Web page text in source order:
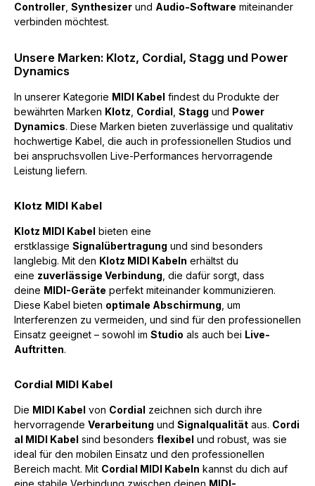
Controller Synthesizer und Audio-Software miteinander
verbinden möchtest.
Unsere Marken: Klotz, Cordial, Stagg und Power
Dynamics
In unserer Kategorie MIDI Kabel findest du Produkte der
bewährten Marken Klotz Cordial Stagg und Power
Dynamics. Diese Marken bieten zuverlässige und qualitativ
hochwertige Kabel, die auch in professionellen Studios und
bei anspruchsvollen Live-Performances hervorragende
Leistung liefern.
Klotz MIDI Kabel
Klotz MIDI Kabel bieten eine
erstklassige Signalübertragung und sind besonders
langlebig. Mit den Klotz MIDI Kabeln erhältst du
eine zuverlässige Verbindung , die dafür sorgt, dass
deine MIDI-Geräte perfekt miteinander kommunizieren.
Diese Kabel bieten optimale Abschirmung , um
Interferenzen zu vermeiden, und sind für den professionellen
Einsatz geeignet – sowohl im Studio als auch bei Live-
Auftritten.
Cordial MIDI Kabel
Die MIDI Kabel von Cordial zeichnen sich durch ihre
hervorragende Verarbeitung und Signalqualität aus. Cordi
al MIDI Kabel sind besonders flexibel und robust, was sie
ideal für den mobilen Einsatz und den professionellen
Bereich macht. Mit Cordial MIDI Kabeln kannst du dich auf
eine stabile Verbindung zwischen deinen MIDI-